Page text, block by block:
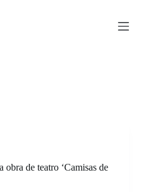
de teatro ‘Camisas de